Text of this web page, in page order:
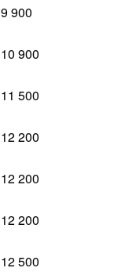
9 900
10 900
11 500
12 200
12 200
12 200
12 500